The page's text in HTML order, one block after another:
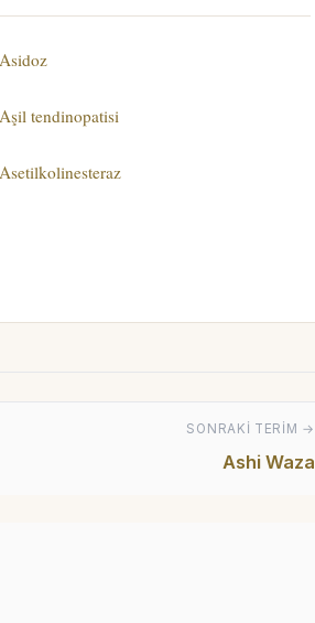
tendinopatisi
SONRAKI TERIM →
Ashi Waza